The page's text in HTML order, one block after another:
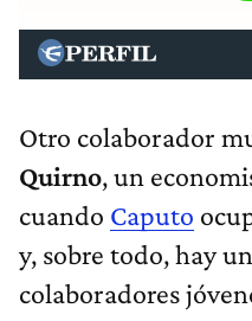
Otro colaborador
Quirno, un
cuando Caputo
y, sobre todo, hay
colaboradores